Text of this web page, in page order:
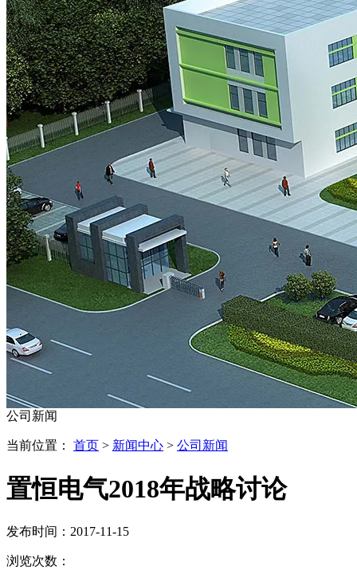
公司新闻
当前位置： 首页 > 新闻中心 > 公司新闻
置恒电气2018年战略讨论
发布时间：2017-11-15
浏览次数：